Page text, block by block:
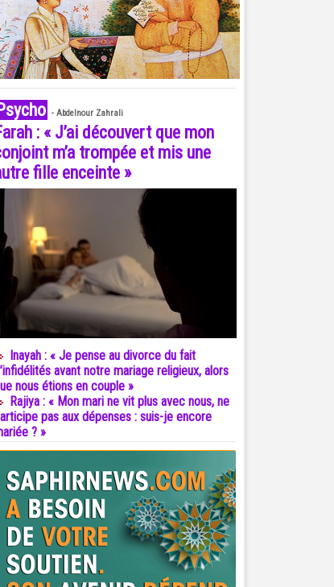
- Abdelnour Zahrali
: « J’ai découvert que mon
m’a trompée et mis une
fille enceinte »
Inayah : « Je pense au divorce du fait
avant notre mariage religieux, alors
nous étions en couple »
Rajiya : « Mon mari ne vit plus avec nous, ne
pas aux dépenses : suis-je encore
? »